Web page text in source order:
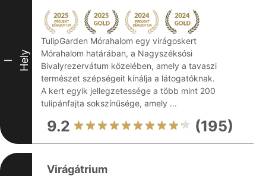
I Hely
TulipGarden Mórahalom egy virágoskert
Mórahalom határában, a Nagyszéksósi
Bivalyrezervátum közelében, amely a tavaszi
természet szépségeit kínálja a látogatóknak.
A kert egyik jellegzetessége a több mint 200
tulipánfajta sokszínűsége, amely ...
9.2 (195)
Virágátrium